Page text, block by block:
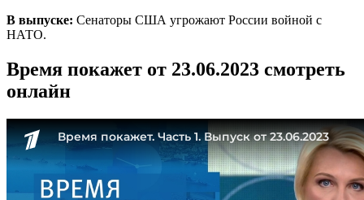
В выпуске: Сенаторы США угрожают России войной с
НАТО.
Время покажет от 23.06.2023 смотреть
онлайн